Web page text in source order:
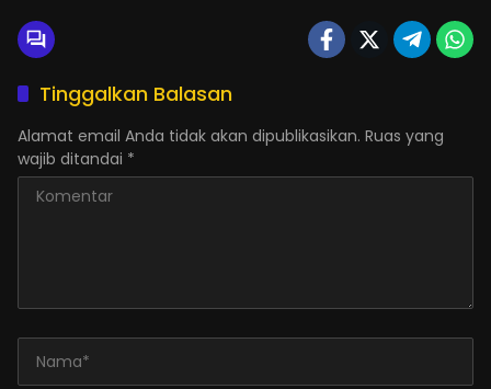
Tinggalkan Balasan
Alamat email Anda tidak akan dipublikasikan. Ruas yang
wajib ditandai *